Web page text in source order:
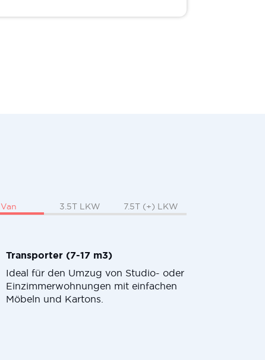
Van 3.5T LKW 7.5T (+) LKW
Transporter (7-17 m3)
Ideal für den Umzug von Studio- oder
Einzimmerwohnungen mit einfachen
Möbeln und Kartons.